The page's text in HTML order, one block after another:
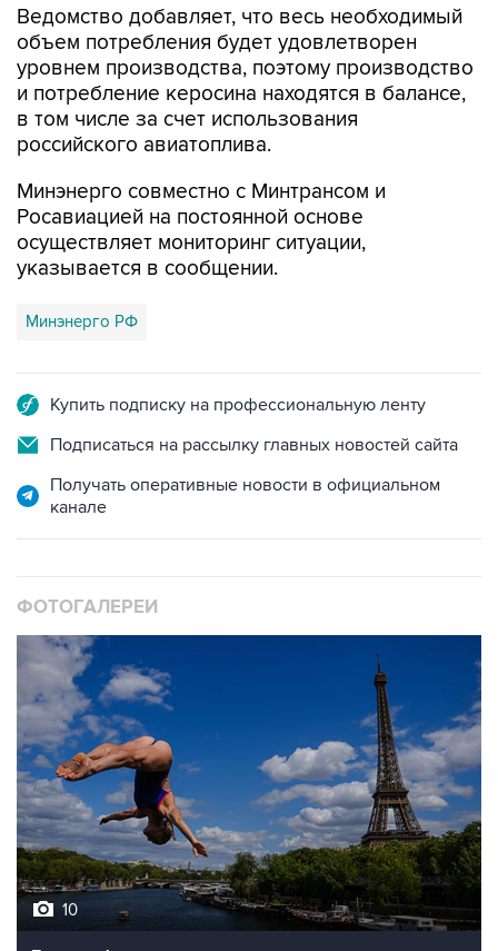
Ведомство добавляет, что весь необходимый
объем потребления будет удовлетворен
уровнем производства, поэтому производство
и потребление керосина находятся в балансе,
в том числе за счет использования
российского авиатоплива.
Минэнерго совместно с Минтрансом и
Росавиацией на постоянной основе
осуществляет мониторинг ситуации,
указывается в сообщении.
Минэнерго РФ
Купить подписку на профессиональную ленту
Подписаться на рассылку главных новостей сайта
Получать оперативные новости в официальном
канале
ФОТОГАЛЕРЕИ
10